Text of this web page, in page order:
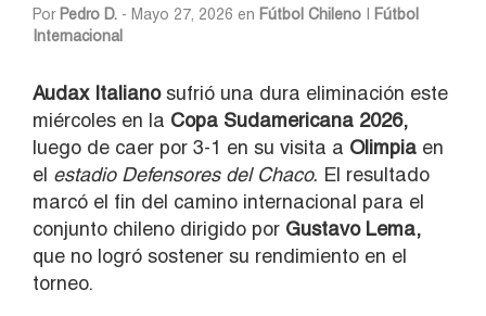
Por Pedro D. - Mayo 27, 2026 en Fútbol Chileno
Fútbol
Internacional
Audax Italianosufrió una dura eliminación este
miércoles en la Copa Sudamericana 2026,
luego de caer por 3-1 en su visita a Olimpia en
el estadio Defensores del Chaco. El resultado
marcó el fin del camino internacional para el
conjunto chileno dirigido por Gustavo Lema,
que no logró sostener su rendimiento en el
torneo.